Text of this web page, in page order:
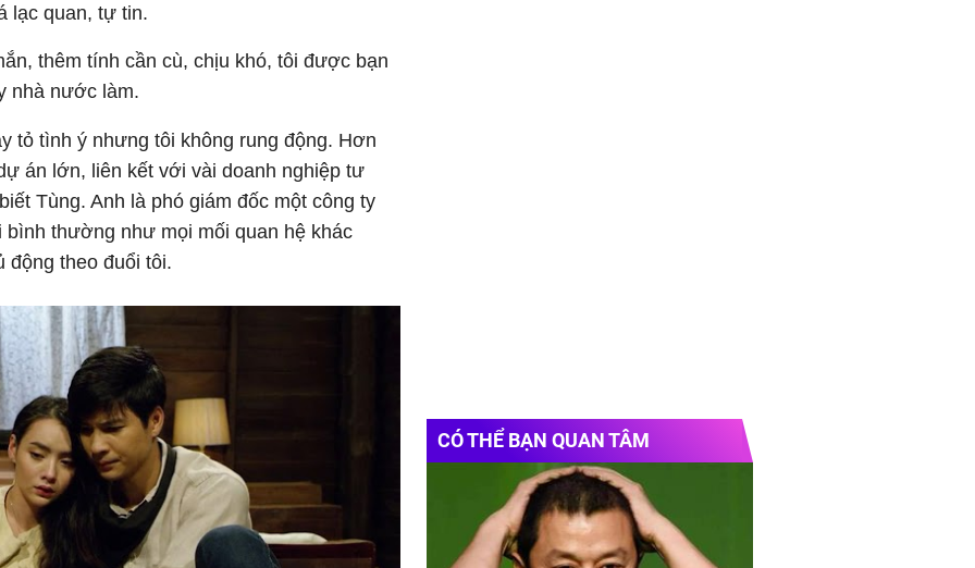
lạc quan, tự tin.
thêm tính cần cù, chịu khó, tôi được bạn
nhà nước làm.
tỏ tình ý nhưng tôi không rung động. Hơn
án lớn, liên kết với vài doanh nghiệp tư
Tùng. Anh là phó giám đốc một công ty
bình thường như mọi mối quan hệ khác
động theo đuổi tôi.
CÓ THỂ BẠN QUAN TÂM